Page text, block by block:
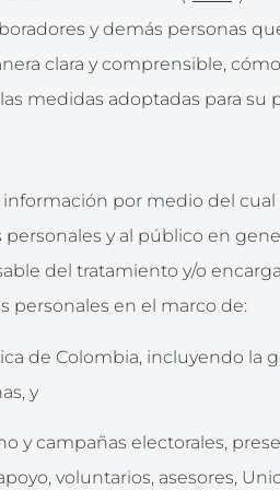
y demás personas
clara y comprensible,
medidas adoptadas para su
por medio del cual
y al público en
del tratamiento y/o
personales en el marco de:
de Colombia, incluyendo la
y
y campañas electorales,
voluntarios, asesores,